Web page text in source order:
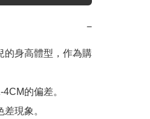
−
的身高體型，作為購
的偏差。
現象。